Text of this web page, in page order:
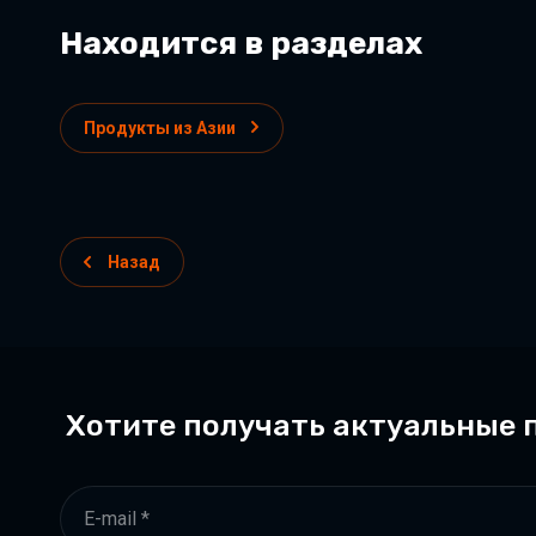
Находится в разделах
Продукты из Азии
Назад
Хотите получать актуальные